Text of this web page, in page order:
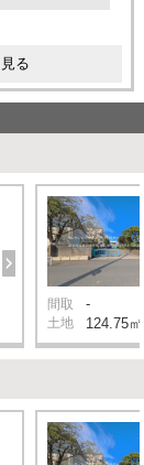
る
間取 -
土地 124.75㎡